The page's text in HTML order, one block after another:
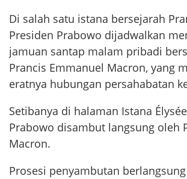
Di salah satu istana bersejarah
Presiden Prabowo dijadwalkan
jamuan santap malam pribadi
Prancis Emmanuel Macron, yang
eratnya hubungan persahabatan
Setibanya di halaman Istana
Prabowo disambut langsung oleh
Macron.
Prosesi penyambutan